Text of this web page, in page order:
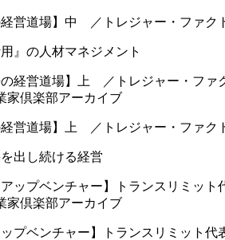
経営道場】中 ／トレジャー・ファク
用』の人材マネジメント
家倶楽部アーカイブ
経営道場】上 ／トレジャー・ファク
出し続ける経営
家倶楽部アーカイブ
ップベンチャー】トランスリミット